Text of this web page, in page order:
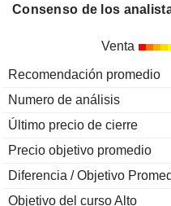
Consenso de los
Venta
Recomendación promedio
Numero de análisis
Último precio de cierre
Precio objetivo promedio
Diferencia / Objetivo
Objetivo del curso Alto